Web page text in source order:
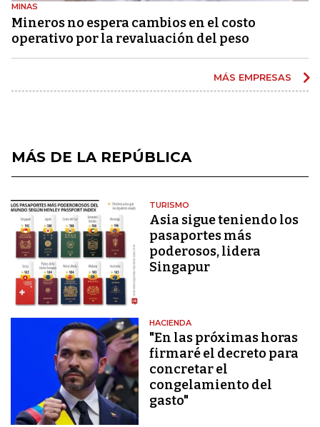
MINAS
Mineros no espera cambios en el costo
operativo por la revaluación del peso
MÁS EMPRESAS
MÁS DE LA REPÚBLICA
TURISMO
Asia sigue teniendo los
pasaportes más
poderosos, lidera
Singapur
HACIENDA
"En las próximas horas
firmaré el decreto para
concretar el
congelamiento del
gasto"